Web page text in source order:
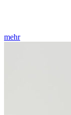
mehr